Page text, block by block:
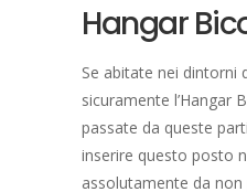
Hangar
Se abitate nei dintorni
sicuramente l’Hangar
passate da queste
inserire questo posto
assolutamente da non